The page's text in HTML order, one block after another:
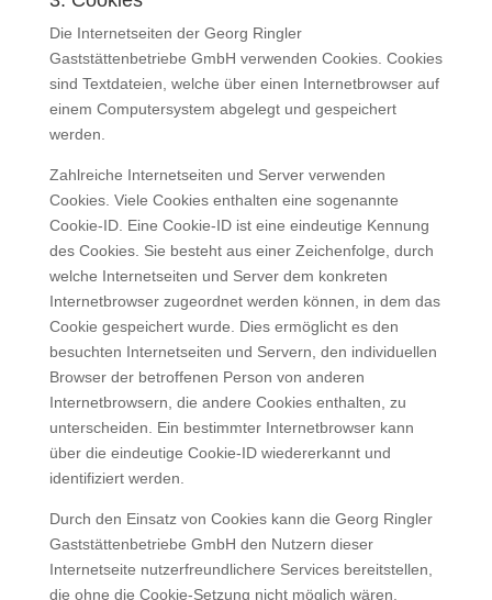
Die Internetseiten der Georg Ringler
Gaststättenbetriebe GmbH verwenden Cookies. Cookies
sind Textdateien, welche über einen Internetbrowser auf
einem Computersystem abgelegt und gespeichert
werden.
Zahlreiche Internetseiten und Server verwenden
Cookies. Viele Cookies enthalten eine sogenannte
Cookie-ID. Eine Cookie-ID ist eine eindeutige Kennung
des Cookies. Sie besteht aus einer Zeichenfolge, durch
welche Internetseiten und Server dem konkreten
Internetbrowser zugeordnet werden können, in dem das
Cookie gespeichert wurde. Dies ermöglicht es den
besuchten Internetseiten und Servern, den individuellen
Browser der betroffenen Person von anderen
Internetbrowsern, die andere Cookies enthalten, zu
unterscheiden. Ein bestimmter Internetbrowser kann
über die eindeutige Cookie-ID wiedererkannt und
identifiziert werden.
Durch den Einsatz von Cookies kann die Georg Ringler
Gaststättenbetriebe GmbH den Nutzern dieser
Internetseite nutzerfreundlichere Services bereitstellen,
die ohne die Cookie-Setzung nicht möglich wären.